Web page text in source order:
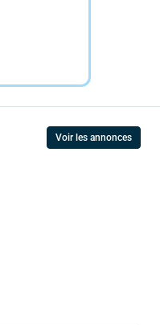
Voir les annonces